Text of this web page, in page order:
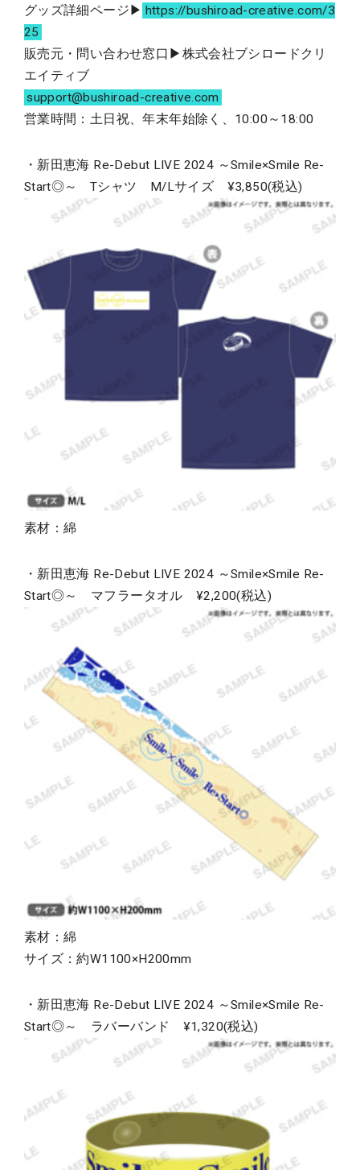
グッズ詳細ページ▶︎ https://bushiroad-creative.com/3
25
販売元・問い合わせ窓口▶︎株式会社ブシロードクリ
エイティブ
support@bushiroad-creative.com
営業時間：土日祝、年末年始除く、10:00～18:00
・新田恵海 Re-Debut LIVE 2024 ～Smile×Smile Re-
Start◎～ Tシャツ M/Lサイズ ¥3,850(税込)
素材：綿
・新田恵海 Re-Debut LIVE 2024 ～Smile×Smile Re-
Start◎～ マフラータオル ¥2,200(税込)
素材：綿
サイズ：約W1100×H200mm
・新田恵海 Re-Debut LIVE 2024 ～Smile×Smile Re-
Start◎～ ラバーバンド ¥1,320(税込)